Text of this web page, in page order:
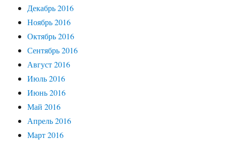
Декабрь 2016
Ноябрь 2016
Октябрь 2016
Сентябрь 2016
Август 2016
Июль 2016
Июнь 2016
Май 2016
Апрель 2016
Март 2016